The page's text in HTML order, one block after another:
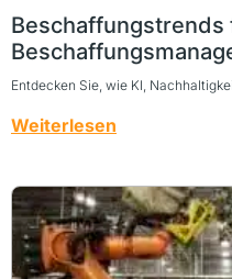
Entdecken Sie, wie KI,
Weiterlesen